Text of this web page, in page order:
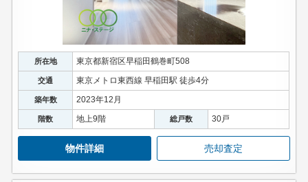
所在地 東京都新宿区早稲田鶴巻町508
交通 東京メトロ東西線 早稲田駅 徒歩4分
築年数 2023年12月
階数 地上9階 総戸数 30戸
物件詳細 売却査定